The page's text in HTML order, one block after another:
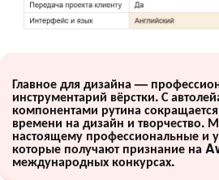
Главное для дизайна —
инструментарий вёрстки. С
компонентами рутина
времени на дизайн и творчество.
настоящему профессиональные и
которые получают признание на
международных конкурсах.